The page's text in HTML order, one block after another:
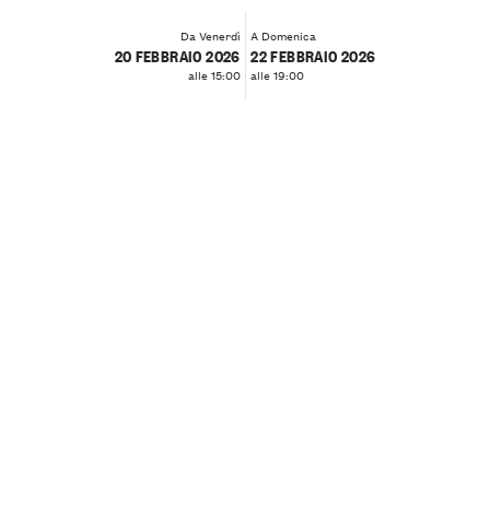
Da Venerdì
20 FEBBRAIO 2026
alle 15:00
A Domenica
22 FEBBRAIO 2026
alle 19:00